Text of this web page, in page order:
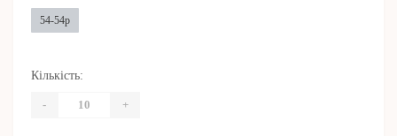
54-54р
Кількість:
- +